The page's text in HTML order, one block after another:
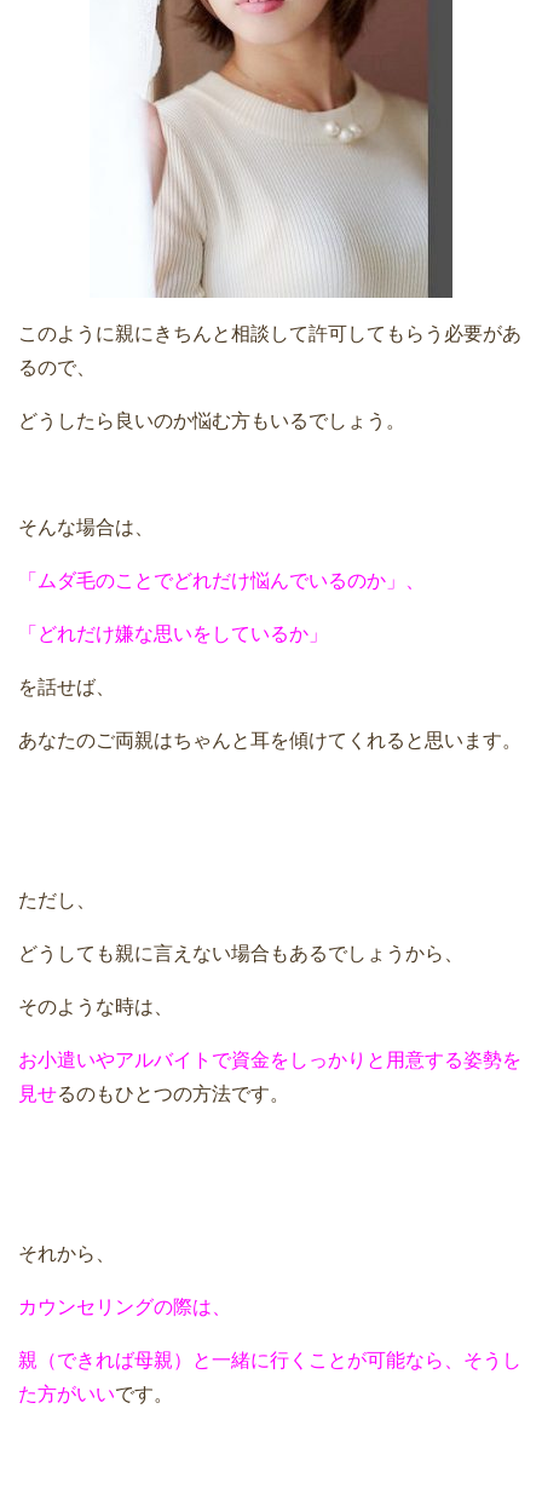
このように親にきちんと相談して許可してもらう必要があ
るので、
どうしたら良いのか悩む方もいるでしょう。
そんな場合は、
「ムダ毛のことでどれだけ悩んでいるのか」、
「どれだけ嫌な思いをしているか」
を話せば、
あなたのご両親はちゃんと耳を傾けてくれると思います。
ただし、
どうしても親に言えない場合もあるでしょうから、
そのような時は、
お小遣いやアルバイトで資金をしっかりと用意する姿勢を
見せるのもひとつの方法です。
それから、
カウンセリングの際は、
親（できれば母親）と一緒に行くことが可能なら、そうし
た方がいいです。